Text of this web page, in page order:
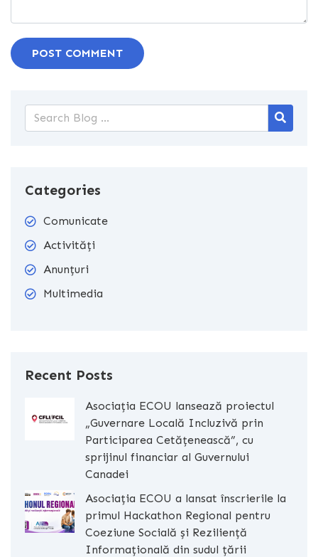
POST COMMENT
Categories
Comunicate
Activități
Anunțuri
Multimedia
Recent Posts
Asociația ECOU lansează proiectul
„Guvernare Locală Incluzivă prin
Participarea Cetățenească”, cu
sprijinul financiar al Guvernului
Canadei
Asociația ECOU a lansat înscrierile la
primul Hackathon Regional pentru
Coeziune Socială și Reziliență
Informațională din sudul țării